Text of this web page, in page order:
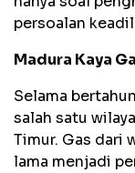
persoalan
Madura Kaya
Selama
salah satu
Timur. Gas dari
lama menjadi